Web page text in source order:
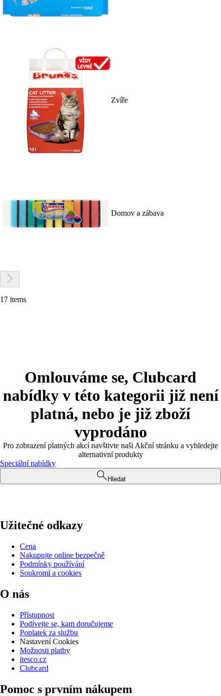
Zvíře
Domov a zábava
17 items
Omlouváme se, Clubcard
nabídky v této kategorii již není
platná, nebo je již zboží
vyprodáno
Pro zobrazení platných akcí navštivte naši Akční stránku a vyhledejte
alternativní produkty
Speciální nabídky
Hledat
Užitečné odkazy
Cena
Nakupujte online bezpečně
Podmínky používání
Soukromí a cookies
O nás
Přístupnost
Podívejte se, kam doručujeme
Poplatek za službu
Nastavení Cookies
Možnosti platby
itesco.cz
Clubcard
Pomoc s prvním nákupem